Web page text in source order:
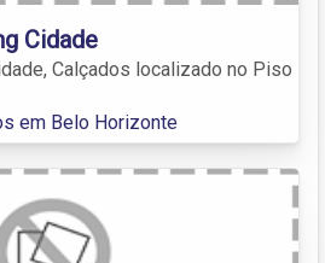
Cidade
Calçados localizado no Piso
em Belo Horizonte